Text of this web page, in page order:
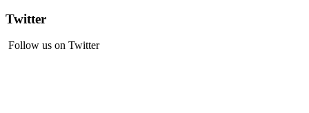
Twitter
Follow us on Twitter